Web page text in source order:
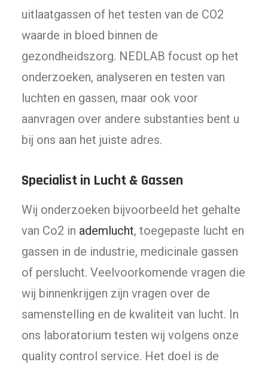
uitlaatgassen of het testen van de CO2
waarde in bloed binnen de
gezondheidszorg. NEDLAB focust op het
onderzoeken, analyseren en testen van
luchten en gassen, maar ook voor
aanvragen over andere substanties bent u
bij ons aan het juiste adres.
Specialist in Lucht & Gassen
Wij onderzoeken bijvoorbeeld het gehalte
van Co2 in ademlucht, toegepaste lucht en
gassen in de industrie, medicinale gassen
of perslucht. Veelvoorkomende vragen die
wij binnenkrijgen zijn vragen over de
samenstelling en de kwaliteit van lucht. In
ons laboratorium testen wij volgens onze
quality control service. Het doel is de